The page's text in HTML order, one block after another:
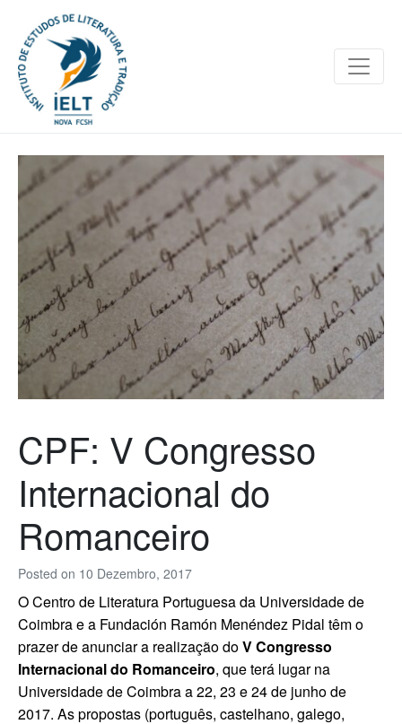
Posted on 10 Dezembro, 2017
CPF: V Congresso
Internacional do
Romanceiro
O Centro de Literatura Portuguesa da Universidade de
Coimbra e a Fundación Ramón Menéndez Pidal têm o
prazer de anunciar a realização doV Congresso
Internacional do Romanceiro, que terá lugar na
Universidade de Coimbra a 22, 23 e 24 de junho de
2017. As propostas (português, castelhano, galego,